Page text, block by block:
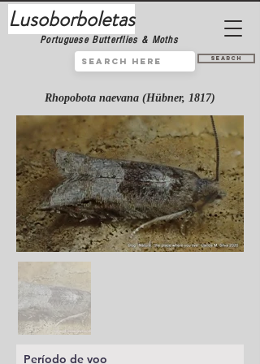
Lusoborboletas
Portuguese Butterflies & Moths
Search
Rhopobota naevana (Hübner, 1817)
Período de voo